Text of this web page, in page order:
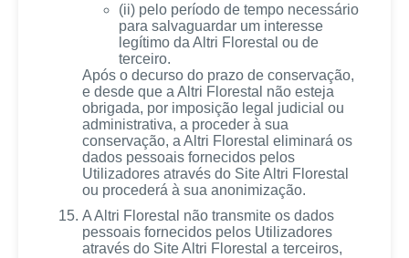
(ii) pelo período de tempo necessário
para salvaguardar um interesse
legítimo da Altri Florestal ou de
terceiro.
Após o decurso do prazo de conservação,
e desde que a Altri Florestal não esteja
obrigada, por imposição legal judicial ou
administrativa, a proceder à sua
conservação, a Altri Florestal eliminará os
dados pessoais fornecidos pelos
Utilizadores através do Site Altri Florestal
ou procederá à sua anonimização.
A Altri Florestal não transmite os dados
pessoais fornecidos pelos Utilizadores
através do Site Altri Florestal a terceiros,